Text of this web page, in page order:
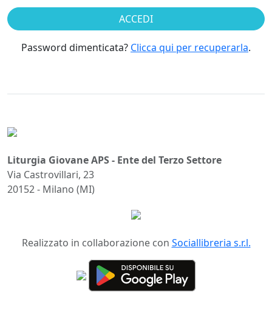
Password dimenticata? Clicca qui per recuperarla.
Liturgia Giovane APS - Ente del Terzo Settore
Via Castrovillari, 23
20152 - Milano (MI)
Realizzato in collaborazione con Sociallibreria s.r.l.